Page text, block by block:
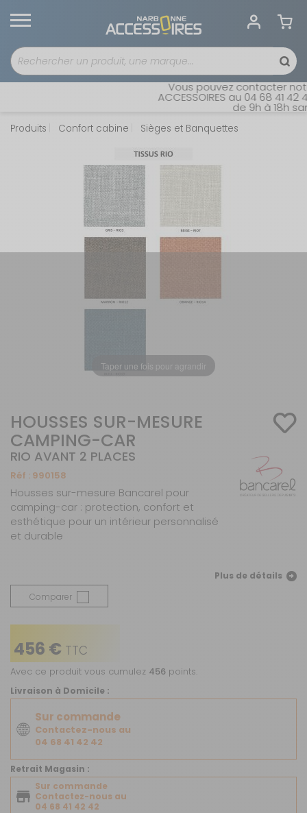
Vous pouvez contacter notre
ACCESSOIRES au 04 68 41
de 9h à 18h
Produits Confort cabine Sièges et Banquettes
Taper une fois pour agrandir
HOUSSES SUR-MESURE
CAMPING-CAR
RIO AVANT 2 PLACES
Réf : 990158
Housses sur-mesure Bancarel pour
camping-car : protection, confort et
esthétique pour un intérieur personnalisé
et durable
Plus de détails
Comparer
456 € TTC
Avec ce produit vous cumulez 456 points.
Livraison à Domicile :
Sur commande
Contactez-nous au
04 68 41 42 42
Retrait Magasin :
Sur commande
Contactez-nous au
04 68 41 42 42